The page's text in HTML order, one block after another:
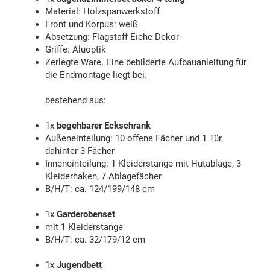
Material: Holzspanwerkstoff
Front und Korpus: weiß
Absetzung: Flagstaff Eiche Dekor
Griffe: Aluoptik
Zerlegte Ware. Eine bebilderte Aufbauanleitung für
die Endmontage liegt bei.
bestehend aus:
1x begehbarer Eckschrank
Außeneinteilung: 10 offene Fächer und 1 Tür,
dahinter 3 Fächer
Inneneinteilung: 1 Kleiderstange mit Hutablage, 3
Kleiderhaken, 7 Ablagefächer
B/H/T: ca. 124/199/148 cm
1x Garderobenset
mit 1 Kleiderstange
B/H/T: ca. 32/179/12 cm
1x Jugendbett